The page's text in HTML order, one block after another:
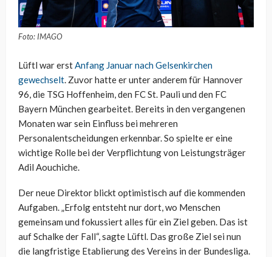
Foto: IMAGO
Lüftl war erstAnfang Januar nach Gelsenkirchen
gewechselt. Zuvor hatte er unter anderem für Hannover
96, die TSG Hoffenheim, den FC St. Pauli und den FC
Bayern München gearbeitet. Bereits in den vergangenen
Monaten war sein Einfluss bei mehreren
Personalentscheidungen erkennbar. So spielte er eine
wichtige Rolle bei der Verpflichtung von Leistungsträger
Adil Aouchiche.
Der neue Direktor blickt optimistisch auf die kommenden
Aufgaben. „Erfolg entsteht nur dort, wo Menschen
gemeinsam und fokussiert alles für ein Ziel geben. Das ist
auf Schalke der Fall“, sagte Lüftl. Das große Ziel sei nun
die langfristige Etablierung des Vereins in der Bundesliga.